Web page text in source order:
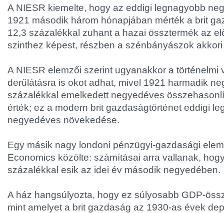
A NIESR kiemelte, hogy az eddigi legnagyobb
1921 második három hónapjában mérték a brit
12,3 százalékkal zuhant a hazai össztermék az
szinthez képest, részben a szénbányászok
A NIESR elemzői szerint ugyanakkor a történelmi
derűlátásra is okot adhat, mivel 1921 harmadik
százalékkal emelkedett negyedéves
érték; ez a modern brit gazdaságtörténet eddigi
negyedéves növekedése.
Egy másik nagy londoni pénzügyi-gazdasági
Economics közölte: számításai arra vallanak,
százalékkal esik az idei év második negyedében.
A ház hangsúlyozta, hogy ez súlyosabb GDP-
mint amelyet a brit gazdaság az 1930-as évek